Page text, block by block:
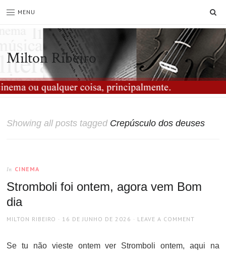
MENU
Milton Ribeiro
Showing all posts tagged Crepúsculo dos deuses
In CINEMA
Stromboli foi ontem, agora vem Bom
dia
AUTHOR
MILTON RIBEIRO
POSTED
16 DE JUNHO DE 2026 LEAVE A COMMENT
Se tu não vieste ontem ver Stromboli ontem, aqui na